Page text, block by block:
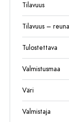
Tilavuus
Tilavuus –
Tulostettava
Valmistusmaa
Väri
Valmistaja